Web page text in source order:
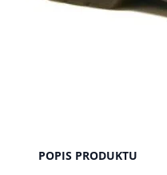
POPIS PRODUKTU